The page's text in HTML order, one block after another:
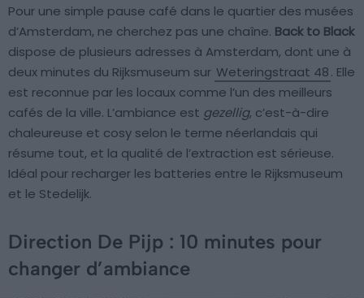
Pour une simple pause café dans le quartier des musées
d’Amsterdam, ne cherchez pas une chaîne. Back to Black
dispose de plusieurs adresses à Amsterdam, dont une à
deux minutes du Rijksmuseum sur Weteringstraat 48. Elle
est reconnue par les locaux comme l’un des meilleurs
cafés de la ville. L’ambiance est gezellig, c’est-à-dire
chaleureuse et cosy selon le terme néerlandais qui
résume tout, et la qualité de l’extraction est sérieuse.
Idéal pour recharger les batteries entre le Rijksmuseum
et le Stedelijk.
Direction De Pijp : 10 minutes pour
changer d’ambiance